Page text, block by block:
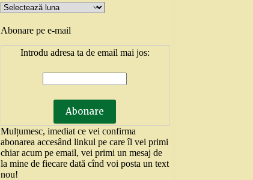
Arhivă
blog
Abonare pe e-mail
Introdu adresa ta de email mai jos:
Mulțumesc, imediat ce vei confirma
abonarea accesând linkul pe care îl vei primi
chiar acum pe email, vei primi un mesaj de
la mine de fiecare dată cînd voi posta un text
nou!